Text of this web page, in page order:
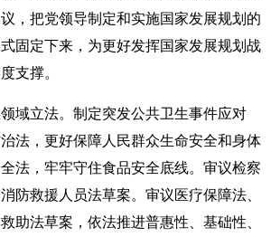
，把党领导制定和实施国家发展规划的
固定下来，为更好发挥国家发展规划战
支撑。
域立法。制定突发公共卫生事件应对
法，更好保障人民群众生命安全和身体
法，牢牢守住食品安全底线。审议检察
防救援人员法草案。审议医疗保障法、
助法草案，依法推进普惠性、基础性、